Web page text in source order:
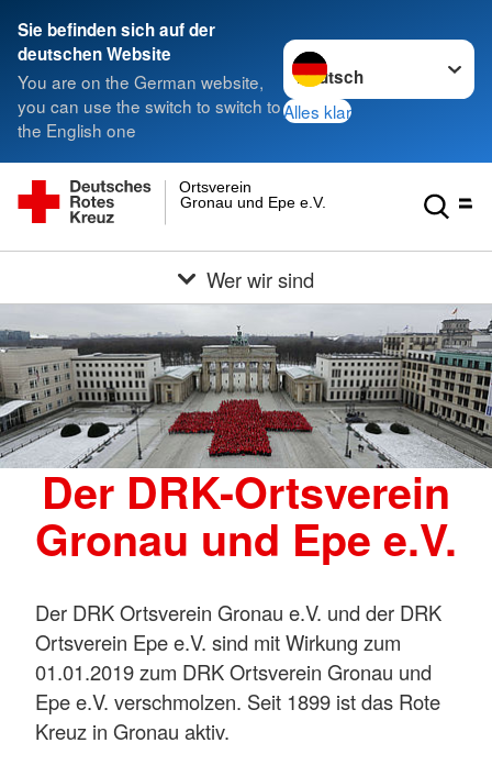
Sie befinden sich auf der
deutschen Website
You are on the German website,
you can use the switch to switch to
the English one
Sprache wechseln zu
Alles klar
Gronau und Epe e.V.
Ortsverein
Wer wir sind
Der DRK-Ortsverein
Gronau und Epe e.V.
Der DRK Ortsverein Gronau e.V. und der DRK
Ortsverein Epe e.V. sind mit Wirkung zum
01.01.2019 zum DRK Ortsverein Gronau und
Epe e.V. verschmolzen. Seit 1899 ist das Rote
Kreuz in Gronau aktiv.